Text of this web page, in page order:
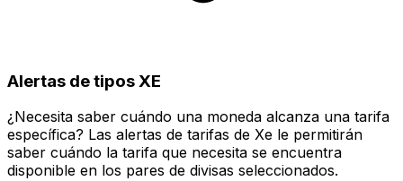
Alertas de tipos XE
¿Necesita saber cuándo una moneda alcanza una tarifa
específica? Las alertas de tarifas de Xe le permitirán
saber cuándo la tarifa que necesita se encuentra
disponible en los pares de divisas seleccionados.